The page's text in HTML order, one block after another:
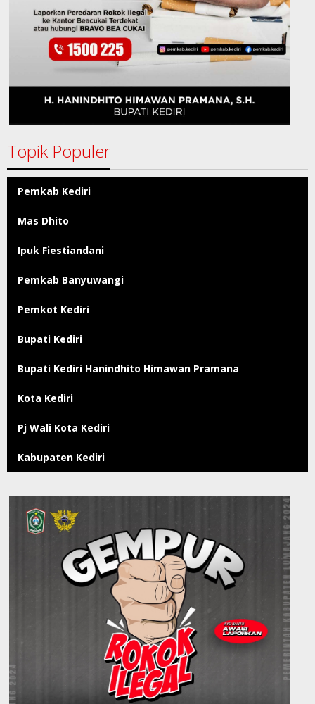
Topik Populer
Pemkab Kediri
Mas Dhito
Ipuk Fiestiandani
Pemkab Banyuwangi
Pemkot Kediri
Bupati Kediri
Bupati Kediri Hanindhito Himawan Pramana
Kota Kediri
Pj Wali Kota Kediri
Kabupaten Kediri